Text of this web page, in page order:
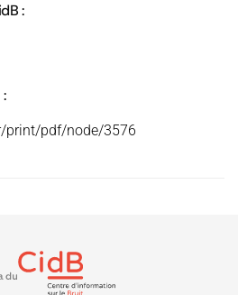
:
print/pdf/node/3576